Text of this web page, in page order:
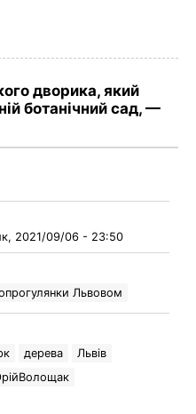
дворика, який
ботанічний сад, —
2021/09/06 - 23:50
Львовом
дерева
Львів